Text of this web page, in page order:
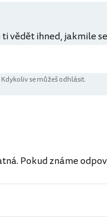
vědět ihned, jakmile
Kdykoliv se můžeš odhlásit.
Pokud známe